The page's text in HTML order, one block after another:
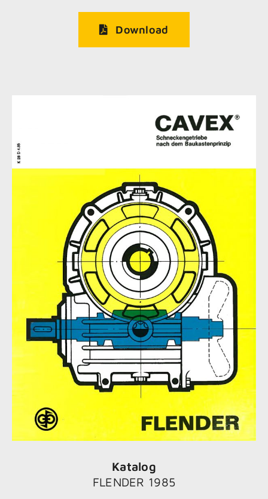
Download
Katalog
FLENDER 1985